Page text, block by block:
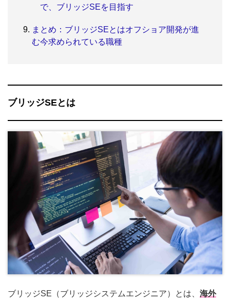
で、ブリッジSEを目指す
まとめ：ブリッジSEとはオフショア開発が進
む今求められている職種
ブリッジSEとは
ブリッジSE（ブリッジシステムエンジニア）とは、 海外